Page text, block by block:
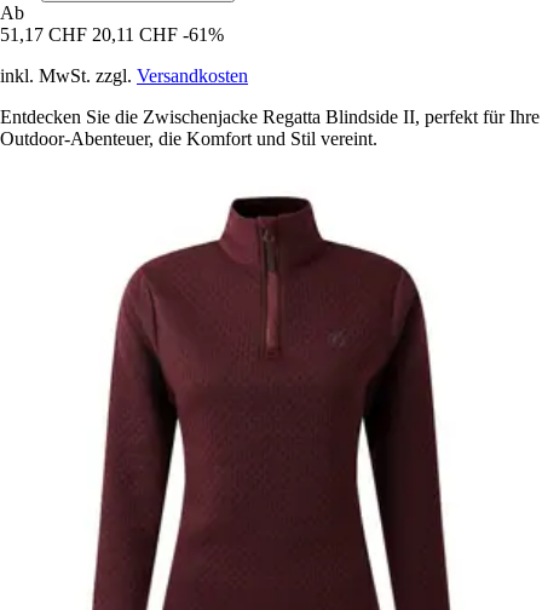
Ab
51,17 CHF 20,11 CHF -61%
inkl. MwSt. zzgl. Versandkosten
Entdecken Sie die Zwischenjacke Regatta Blindside II, perfekt für Ihre
Outdoor-Abenteuer, die Komfort und Stil vereint.